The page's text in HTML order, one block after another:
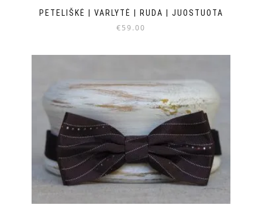
PETELIŠKĖ | VARLYTĖ | RUDA | JUOSTUOTA
€59.00